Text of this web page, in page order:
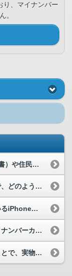
り、マイナンバー
。
マイナポータルで戸籍謄本（全部事項証明書）や住民票を取得できますか。
iPhoneのマイナンバーカードを使うことで、どのようなメリットがありますか。
iPhoneのマイナンバーカードを追加しているiPhoneを紛失したのですが、どうすればよいですか。
市役所や金融機関の窓口等でiPhoneのマイナンバーカードを本人確認書類として利用することはで...
iPhoneのマイナンバーカードを追加することで、実物のマイナンバーカードを利用する必要がなく...